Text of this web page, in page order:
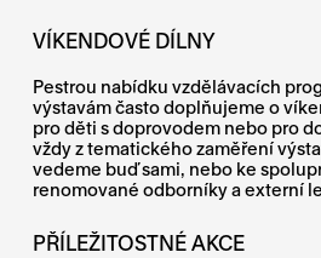
VÍKENDOVÉ DÍLNY
Pestrou nabídku vzdělávacích
výstavám často doplňujeme o
pro děti s doprovodem nebo pro
vždy z tematického zaměření
vedeme buď sami, nebo ke
renomované odborníky a externí
PŘÍLEŽITOSTNÉ AKCE